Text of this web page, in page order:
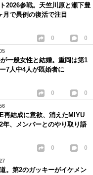
2026参戦。天竺川原と瀬下豊
で異例の復活で注目
0 0
一般女性と結婚。重岡は第1
7人中4人が既婚者に
0 0
再結成に意欲、消えたMIYU
年、メンバーとのやり取り語
0 0
。第2のガッキーがイケメン